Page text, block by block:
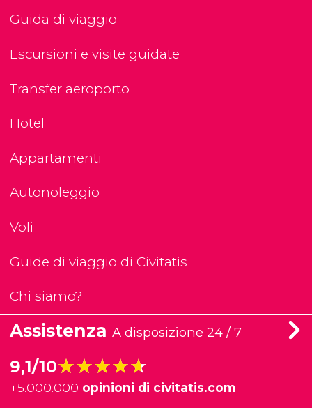
Guida di viaggio
Escursioni e visite guidate
Transfer aeroporto
Hotel
Appartamenti
Autonoleggio
Voli
Guide di viaggio di Civitatis
Chi siamo?
Assistenza A disposizione 24 / 7
9,1/10★★★★★
★★★★★
+5.000.000 opinioni di civitatis.com